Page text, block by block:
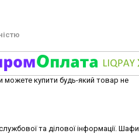
можете купити будь-який товар не
та ділової інформації. Шафи